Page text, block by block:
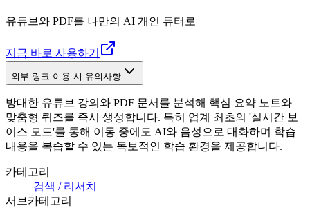
유튜브와 PDF를 나만의 AI 개인 튜터로
지금 바로 사용하기
외부 링크 이용 시 유의사항
방대한 유튜브 강의와 PDF 문서를 분석해 핵심 요약 노트와
맞춤형 퀴즈를 즉시 생성합니다. 특히 업계 최초의 '실시간 보
이스 모드'를 통해 이동 중에도 AI와 음성으로 대화하며 학습
내용을 복습할 수 있는 독보적인 학습 환경을 제공합니다.
카테고리
검색 / 리서치
서브카테고리